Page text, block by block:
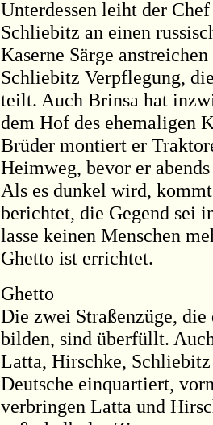
Unterdessen leiht der
Schliebitz an einen
Kaserne Särge
Schliebitz Verpflegung,
teilt. Auch Brinsa hat
dem Hof des ehemaligen
Brüder montiert er
Heimweg, bevor er
Als es dunkel wird,
berichtet, die Gegend sei
lasse keinen Menschen
Ghetto ist errichtet.
Ghetto
Die zwei Straßenzüge,
bilden, sind überfüllt.
Latta, Hirschke,
Deutsche einquartiert,
verbringen Latta und